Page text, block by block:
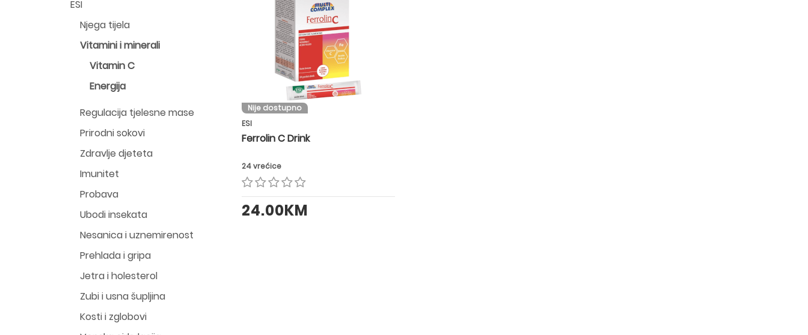
ESI
Njega tijela
Vitamini i minerali
Vitamin C
Energija
Regulacija tjelesne mase
Prirodni sokovi
Zdravlje djeteta
Imunitet
Probava
Ubodi insekata
Nesanica i uznemirenost
Prehlada i gripa
Jetra i holesterol
Zubi i usna šupljina
Kosti i zglobovi
Nije dostupno
ESI
Ferrolin C Drink
24 vrećice
24.00KM